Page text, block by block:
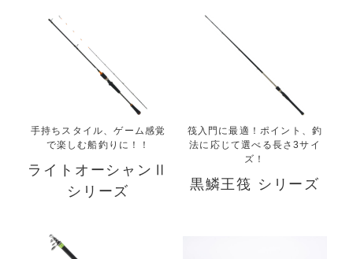
手持ちスタイル、ゲーム感覚
で楽しむ船釣りに！！
ライトオーシャンⅡ
シリーズ
筏入門に最適！ポイント、釣
法に応じて選べる長さ3サイ
ズ！
黒鱗王筏 シリーズ